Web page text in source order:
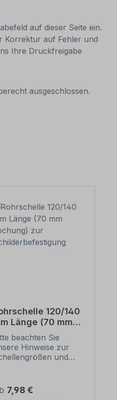
auf dieser Seite ein.
Korrektur auf Fehler und
Ihre Druckfreigabe
ausgeschlossen.
120/140
Länge (70 mm
zur
beachten Sie
Hinweise zur
und
unten).
nach der
Preis:
7,98 €